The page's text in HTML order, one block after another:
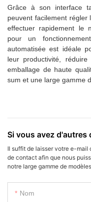
Grâce à son interface
peuvent facilement
effectuer rapidement le
pour un
automatisée est idéale
leur productivité,
emballage de haute
sum et une large gamme
Si vous avez
Il suffit de laisser votre e-mail
de contact afin que nous
notre large gamme de
Nom